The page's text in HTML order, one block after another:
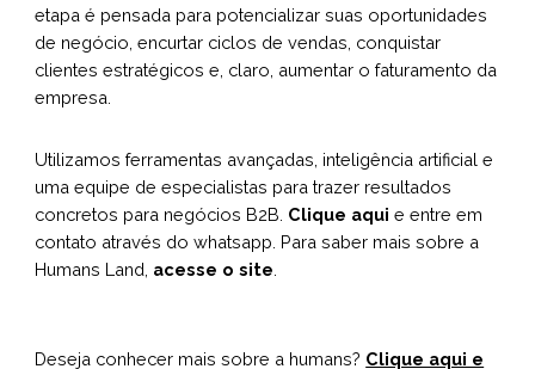
etapa é pensada para potencializar suas oportunidades
de negócio, encurtar ciclos de vendas, conquistar
clientes estratégicos e, claro, aumentar o faturamento da
empresa.
Utilizamos ferramentas avançadas, inteligência artificial e
uma equipe de especialistas para trazer resultados
concretos para negócios B2B. Clique aqui e entre em
contato através do whatsapp. Para saber mais sobre a
Humans Land, acesse o site
Deseja conhecer mais sobre a humans? Clique aqui e